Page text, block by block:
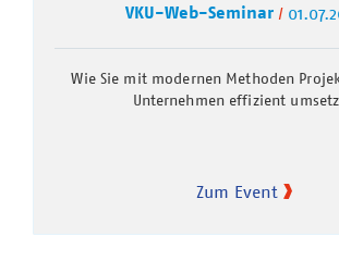
VKU-Web-Seminar
Wie Sie mit modernen Methoden
Unternehmen effizient
Zum Event